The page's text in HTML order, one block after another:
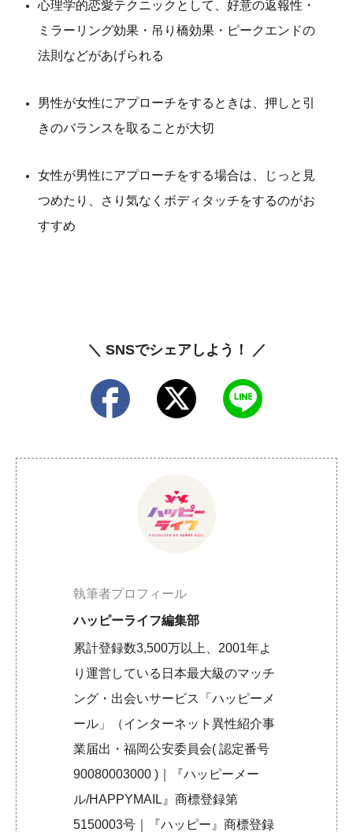
心理学的恋愛テクニックとして、好意の返報性・
ミラーリング効果・吊り橋効果・ピークエンドの
法則などがあげられる
男性が女性にアプローチをするときは、押しと引
きのバランスを取ることが大切
女性が男性にアプローチをする場合は、じっと見
つめたり、さり気なくボディタッチをするのがお
すすめ
＼ SNSでシェアしよう！ ／
執筆者プロフィール
ハッピーライフ編集部
累計登録数3,500万以上、2001年よ
り運営している日本最大級のマッチ
ング・出会いサービス「ハッピーメ
ール」（インターネット異性紹介事
業届出・福岡公安委員会( 認定番号
90080003000 )｜『ハッピーメー
ル/HAPPYMAIL』商標登録第
5150003号｜『ハッピー』商標登録